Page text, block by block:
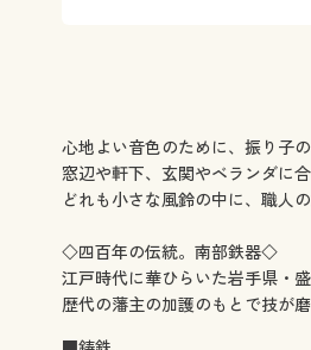
心地よい音色のために、振り子
窓辺や軒下、玄関やベランダに
どれも小さな風鈴の中に、職人
◇四百年の伝統。南部鉄器◇
江戸時代に華ひらいた岩手県・盛
歴代の藩主の加護のもとで技が